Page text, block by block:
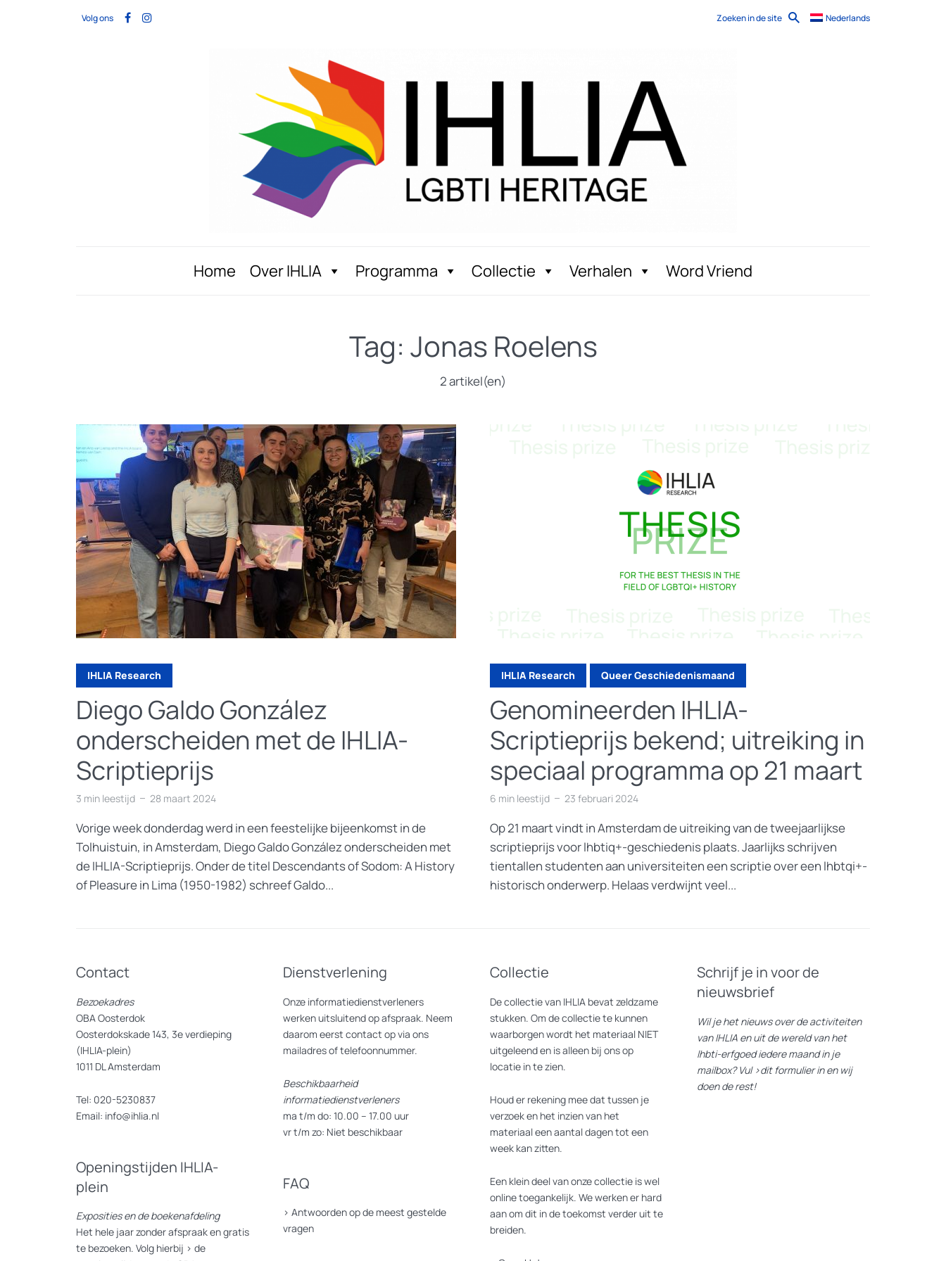
Volg ons Zoeken in de site Nederlands
Home Over IHLIA Programma Collectie Verhalen Word Vriend
Tag: Jonas Roelens
2 artikel(en)
IHLIA Research
Diego Galdo González
onderscheiden met de IHLIA-
Scriptieprijs
3 min leestijd 28 maart 2024
Vorige week donderdag werd in een feestelijke bijeenkomst in de
Tolhuistuin, in Amsterdam, Diego Galdo González onderscheiden met
de IHLIA-Scriptieprijs. Onder de titel Descendants of Sodom: A History
of Pleasure in Lima (1950-1982) schreef Galdo...
IHLIA Research Queer Geschiedenismaand
Genomineerden IHLIA-
Scriptieprijs bekend; uitreiking in
speciaal programma op 21 maart
6 min leestijd 23 februari 2024
Op 21 maart vindt in Amsterdam de uitreiking van de tweejaarlijkse
scriptieprijs voor lhbtiq+-geschiedenis plaats. Jaarlijks schrijven
tientallen studenten aan universiteiten een scriptie over een lhbtqi+-
historisch onderwerp. Helaas verdwijnt veel...
Contact
Bezoekadres
OBA Oosterdok
Oosterdokskade 143, 3e verdieping
(IHLIA-plein)
1011 DL Amsterdam
Tel: 020-5230837
Email: info@ihlia.nl
Openingstijden IHLIA-
plein
Exposities en de boekenafdeling
Het hele jaar zonder afspraak en gratis
te bezoeken. Volg hierbij > de
Dienstverlening
Onze informatiedienstverleners
werken uitsluitend op afspraak. Neem
daarom eerst contact op via ons
mailadres of telefoonnummer.
Beschikbaarheid
informatiedienstverleners
ma t/m do: 10.00 – 17.00 uur
vr t/m zo: Niet beschikbaar
FAQ
> Antwoorden op de meest gestelde
vragen
Collectie
De collectie van IHLIA bevat zeldzame
stukken. Om de collectie te kunnen
waarborgen wordt het materiaal NIET
uitgeleend en is alleen bij ons op
locatie in te zien.
Houd er rekening mee dat tussen je
verzoek en het inzien van het
materiaal een aantal dagen tot een
week kan zitten.
Een klein deel van onze collectie is wel
online toegankelijk. We werken er hard
aan om dit in de toekomst verder uit te
breiden.
Schrijf je in voor de
nieuwsbrief
Wil je het nieuws over de activiteiten
van IHLIA en uit de wereld van het
lhbti-erfgoed iedere maand in je
mailbox? Vul >dit formulierin en wij
doen de rest!